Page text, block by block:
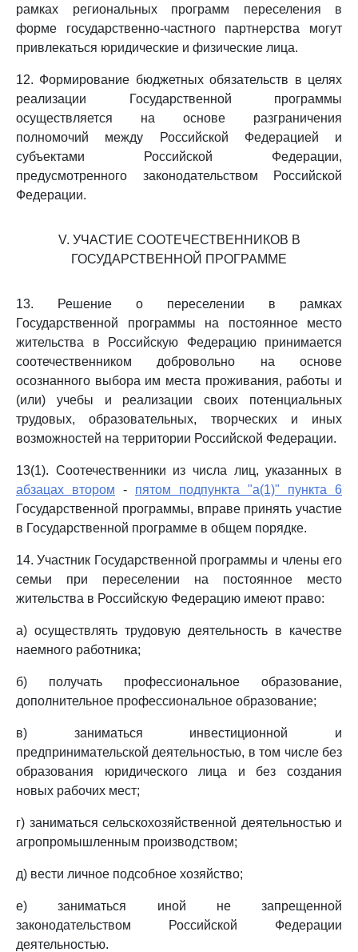
рамках региональных программ переселения в
форме государственно-частного партнерства могут
привлекаться юридические и физические лица.
12. Формирование бюджетных обязательств в целях
реализации Государственной программы
осуществляется на основе разграничения
полномочий между Российской Федерацией и
субъектами Российской Федерации,
предусмотренного законодательством Российской
Федерации.
V. УЧАСТИЕ СООТЕЧЕСТВЕННИКОВ В
ГОСУДАРСТВЕННОЙ ПРОГРАММЕ
13. Решение о переселении в рамках
Государственной программы на постоянное место
жительства в Российскую Федерацию принимается
соотечественником добровольно на основе
осознанного выбора им места проживания, работы и
(или) учебы и реализации своих потенциальных
трудовых, образовательных, творческих и иных
возможностей на территории Российской Федерации.
13(1). Соотечественники из числа лиц, указанных в
абзацах втором - пятом подпункта "а(1)" пункта 6
Государственной программы, вправе принять участие
в Государственной программе в общем порядке.
14. Участник Государственной программы и члены его
семьи при переселении на постоянное место
жительства в Российскую Федерацию имеют право:
а) осуществлять трудовую деятельность в качестве
наемного работника;
б) получать профессиональное образование,
дополнительное профессиональное образование;
в) заниматься инвестиционной и
предпринимательской деятельностью, в том числе без
образования юридического лица и без создания
новых рабочих мест;
г) заниматься сельскохозяйственной деятельностью и
агропромышленным производством;
д) вести личное подсобное хозяйство;
е) заниматься иной не запрещенной
законодательством Российской Федерации
деятельностью.